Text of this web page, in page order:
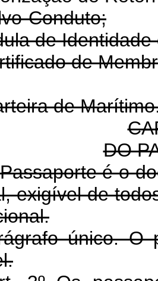
Conduto;
de Identidade
de Membro
de
DO
é o
exigível de
único. O